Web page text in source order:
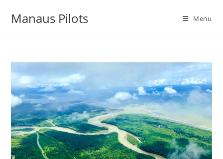
Manaus Pilots Menu